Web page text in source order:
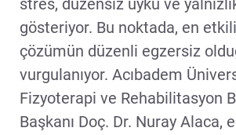
stres, düzensiz uyku ve
gösteriyor. Bu noktada, en
çözümün düzenli egzersiz
vurgulanıyor. Acıbadem
Fizyoterapi ve Rehabilitasyon
Başkanı Doç. Dr. Nuray Alaca,